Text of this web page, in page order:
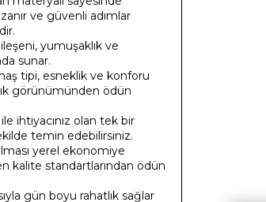
ve güvenli adımlar
yumuşaklık ve
sunar.
tipi, esneklik ve konforu
görünümünden ödün
ihtiyacınız olan tek bir
temin edebilirsiniz.
yerel ekonomiye
kalite standartlarından ödün
gün boyu rahatlık sağlar